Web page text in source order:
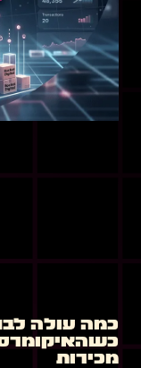
כמה עולה
מכירות